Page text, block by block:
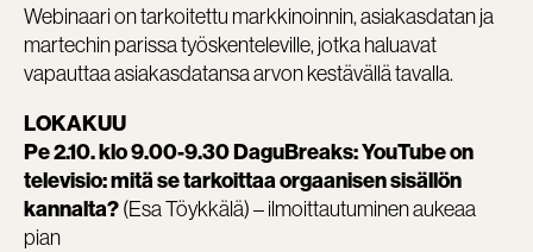
Webinaari on tarkoitettu markkinoinnin, asiakasdatan ja
martechin parissa työskenteleville, jotka haluavat
vapauttaa asiakasdatansa arvon kestävällä tavalla.
LOKAKUU
Pe 2.10. klo 9.00-9.30 DaguBreaks: YouTube on
televisio: mitä se tarkoittaa orgaanisen sisällön
kannalta?(Esa Töykkälä) – ilmoittautuminen aukeaa
pian